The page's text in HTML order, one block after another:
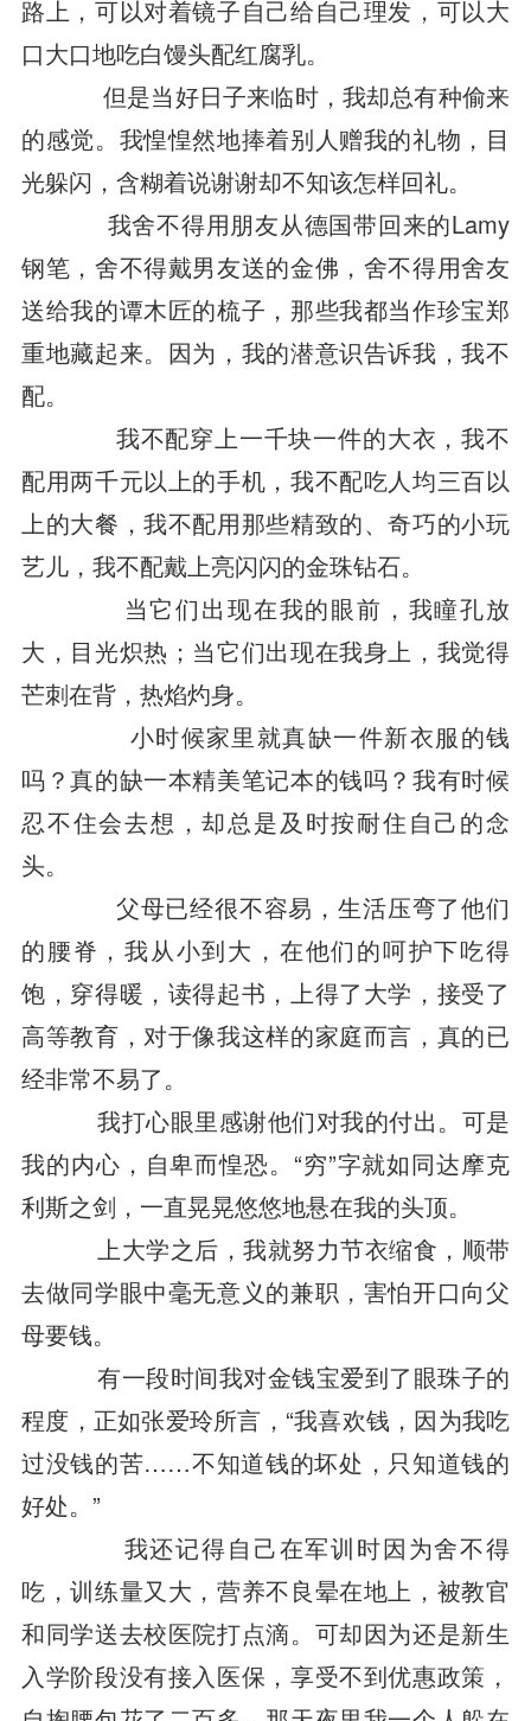
路上，可以对着镜子自己给自己理发，可以大
口大口地吃白馒头配红腐乳。
但是当好日子来临时，我却总有种偷来
的感觉。我惶惶然地捧着别人赠我的礼物，目
光躲闪，含糊着说谢谢却不知该怎样回礼。
我舍不得用朋友从德国带回来的Lamy
钢笔，舍不得戴男友送的金佛，舍不得用舍友
送给我的谭木匠的梳子，那些我都当作珍宝郑
重地藏起来。因为，我的潜意识告诉我，我不
配。
我不配穿上一千块一件的大衣，我不
配用两千元以上的手机，我不配吃人均三百以
上的大餐，我不配用那些精致的、奇巧的小玩
艺儿，我不配戴上亮闪闪的金珠钻石。
当它们出现在我的眼前，我瞳孔放
大，目光炽热；当它们出现在我身上，我觉得
芒刺在背，热焰灼身。
小时候家里就真缺一件新衣服的钱
吗？真的缺一本精美笔记本的钱吗？我有时候
忍不住会去想，却总是及时按耐住自己的念
头。
父母已经很不容易，生活压弯了他们
的腰脊，我从小到大，在他们的呵护下吃得
饱，穿得暖，读得起书，上得了大学，接受了
高等教育，对于像我这样的家庭而言，真的已
经非常不易了。
我打心眼里感谢他们对我的付出。可是
我的内心，自卑而惶恐。“穷”字就如同达摩克
利斯之剑，一直晃晃悠悠地悬在我的头顶。
上大学之后，我就努力节衣缩食，顺带
去做同学眼中毫无意义的兼职，害怕开口向父
母要钱。
有一段时间我对金钱宝爱到了眼珠子的
程度，正如张爱玲所言，“我喜欢钱，因为我吃
过没钱的苦……不知道钱的坏处，只知道钱的
好处。”
我还记得自己在军训时因为舍不得
吃，训练量又大，营养不良晕在地上，被教官
和同学送去校医院打点滴。可却因为还是新生
入学阶段没有接入医保，享受不到优惠政策，